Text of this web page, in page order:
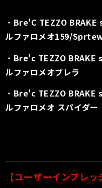
・ Bre'C TEZZO
ルファロメオ159/
・ Bre'c TEZZO BRAKE
ルファロメオブレラ
・ Bre'c TEZZO BRAKE
ルファロメオ スパイダー
【ユーザーインプレッ